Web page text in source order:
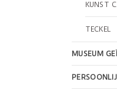
KUNST
TECKEL
MUSEUM